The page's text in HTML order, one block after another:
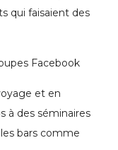
qui faisaient des
Facebook
et en
à des séminaires
bars comme